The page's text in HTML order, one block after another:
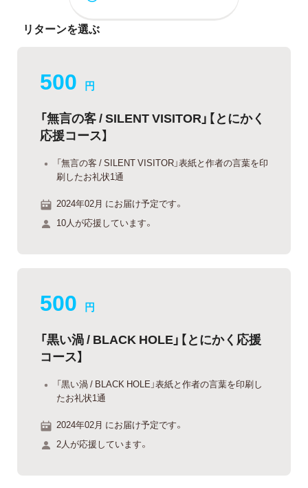
リターンを選ぶ
500 円
「無言の客 / SILENT VISITOR」【とにかく
応援コース】
「無言の客 / SILENT VISITOR」表紙と作者の言葉を印
刷したお礼状1通
2024年02月 にお届け予定です。
10人が応援しています。
500 円
「黒い渦 / BLACK HOLE」【とにかく応援
コース】
「黒い渦 / BLACK HOLE」表紙と作者の言葉を印刷し
たお礼状1通
2024年02月 にお届け予定です。
2人が応援しています。